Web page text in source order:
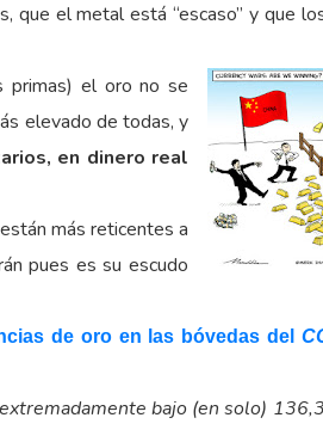
el metal está “escaso” y que
primas) el oro no se
elevado de todas, y
en dinero real
más reticentes a
pues es su escudo
de oro en las bóvedas del
bajo (en solo)